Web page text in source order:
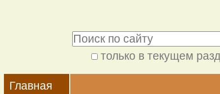
содержимому.
Перейти
только в текущем
поиск
Navigation
Главная